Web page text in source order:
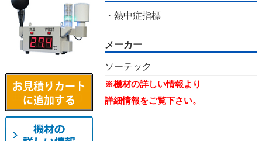
・熱中症指標
メーカー
ソーテック
※機材の詳しい情報より
詳細情報をご覧下さい。